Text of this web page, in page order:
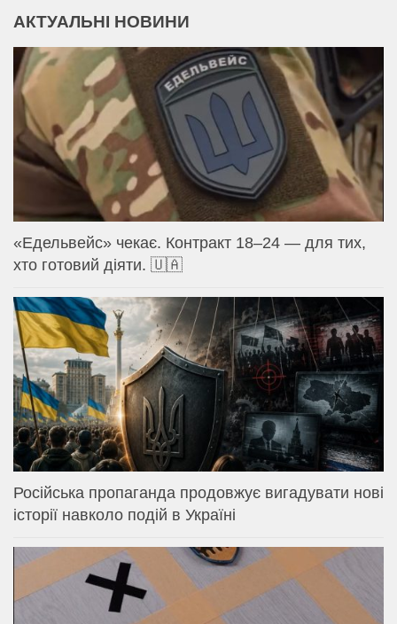
АКТУАЛЬНІ НОВИНИ
«Едельвейс» чекає. Контракт 18–24 — для тих,
хто готовий діяти. 🇺🇦
Російська пропаганда продовжує вигадувати нові
історії навколо подій в Україні